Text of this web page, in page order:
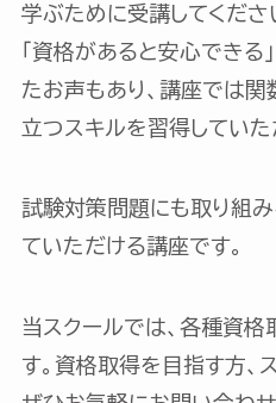
学ぶために受講してくださ
「資格があると安心できる
たお声もあり、講座では関
立つスキルを習得していた
試験対策問題にも取り組
ていただける講座です。
当スクールでは、各種資
す。資格取得を目指す方、